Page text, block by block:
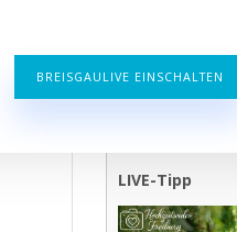
BREISGAULIVE EINSCHALTEN
LIVE-Tipp